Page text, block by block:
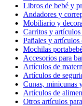
Libros de bebé y
Andadores y
Mobiliario y
Carritos y artículos
Pañales y artículos
Mochilas
Accesorios para
Artículos de
Artículos de
Cunas, minicunas
Artículos de
Otros artículos